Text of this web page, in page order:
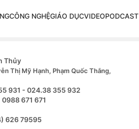
CÔNG NGHỆGIÁO DỤCVIDEOPODCAST
Thủy
Thị Mỹ Hạnh, Phạm Quốc Thắng,
931 - 024.38 355 932
0988 671 671
626 79595